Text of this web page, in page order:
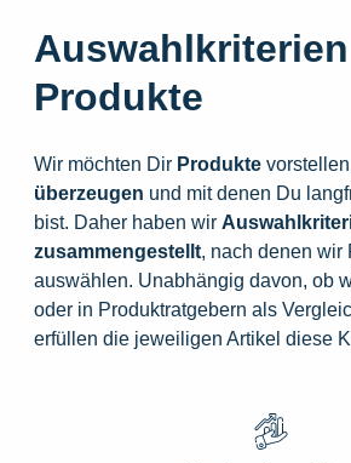
Produkte
Wir möchten Dir Produkte
überzeugen und mit denen Du
bist. Daher haben wir
zusammengestellt, nach denen wir
auswählen. Unabhängig davon, ob
oder in Produktratgebern als
erfüllen die jeweiligen Artikel diese